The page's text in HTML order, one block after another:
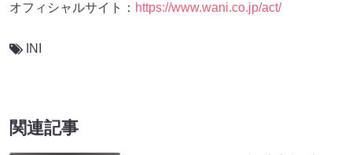
オフィシャルサイト： https://www.wani.co.jp/act/
INI
関連記事